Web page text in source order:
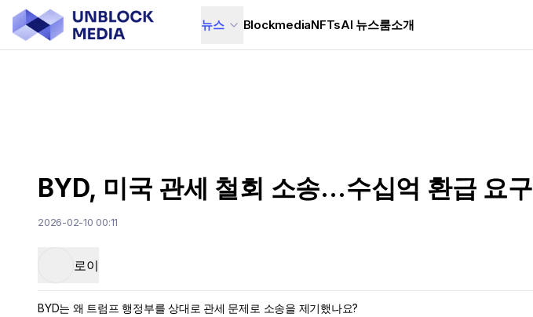
뉴스 BlockmediaNFTsAI 뉴스룸소개
BYD, 미국 관세 철회 소송…수십억 환급 요구
2026-02-10 00:11
로이
BYD는 왜 트럼프 행정부를 상대로 관세 문제로 소송을 제기했나요?